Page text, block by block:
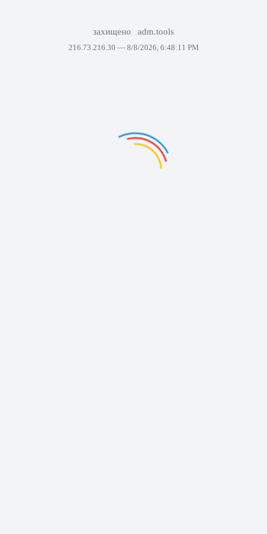
захищено adm.tools
216.73.216.30 — 8/8/2026, 6:48:11 PM